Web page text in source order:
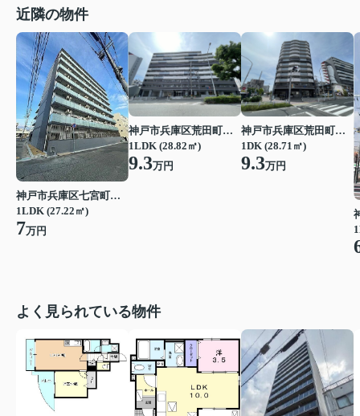
近隣の物件
神戸市兵庫区七宮町１丁目
1LDK (27.22㎡)
7万円
神戸市兵庫区荒田町１丁目
1LDK (28.82㎡)
9.3万円
神戸市兵庫区荒田町１丁目
1DK (28.71㎡)
9.3万円
よく見られている物件